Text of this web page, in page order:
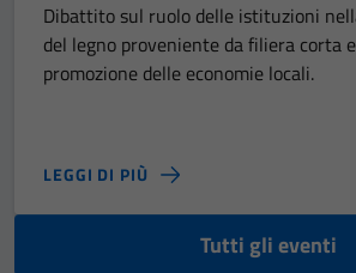
Dibattito sul ruolo delle istituzioni
del legno proveniente da filiera corta
promozione delle economie locali.
LEGGI DI PIÙ
Tutti gli eventi